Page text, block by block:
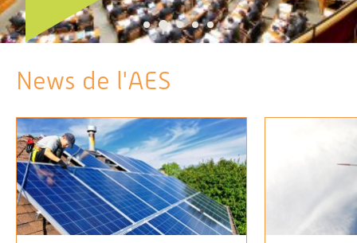
1 2 3 4 5
News de l'AES